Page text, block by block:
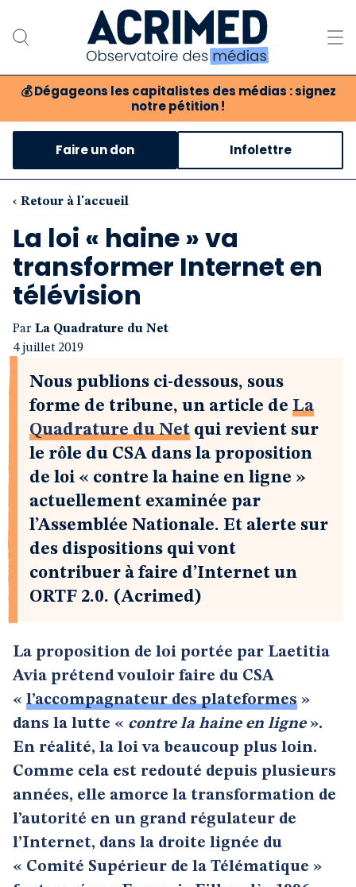
💰 Dégageons les capitalistes des médias : signez
notre pétition !
Notre association
Notre critique des médias
Nos propositions
Notre revue
Boutique
Faire un don Infolettre
‹ Retour à l'accueil
La loi « haine » va
transformer Internet en
télévision
Par La Quadrature du Net
4 juillet 2019
Nous publions ci-dessous, sous
forme de tribune, un article de La
Quadrature du Net qui revient sur
le rôle du CSA dans la proposition
de loi « contre la haine en ligne »
actuellement examinée par
l’Assemblée Nationale. Et alerte sur
des dispositions qui vont
contribuer à faire d’Internet un
ORTF 2.0. (Acrimed)
La proposition de loi portée par Laetitia
Avia prétend vouloir faire du CSA
« l’accompagnateur des plateformes »
dans la lutte « contre la haine en ligne».
En réalité, la loi va beaucoup plus loin.
Comme cela est redouté depuis plusieurs
années, elle amorce la transformation de
l’autorité en un grand régulateur de
l’Internet, dans la droite lignée du
« Comité Supérieur de la Télématique »